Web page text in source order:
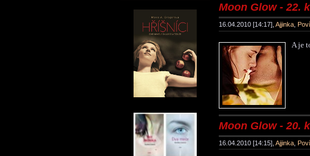
Moon Glow - 22.
16.04.2010 [14:17], Ajjinka
A je
Moon Glow - 20.
16.04.2010 [14:15], Ajjinka